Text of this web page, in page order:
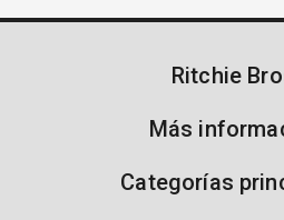
Ritchie
Más
Categorías